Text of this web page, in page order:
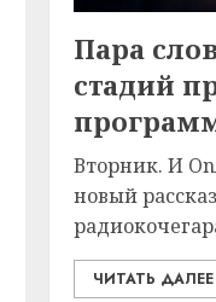
Пара
стадий
Вторник. И
новый
ЧИТАТЬ ДАЛЕЕ